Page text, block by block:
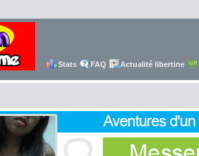
Stats FAQ Actualité libertine